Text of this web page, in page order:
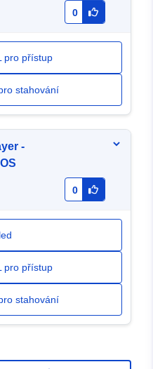
0
pro přístup
stahování
-
0
pro přístup
stahování